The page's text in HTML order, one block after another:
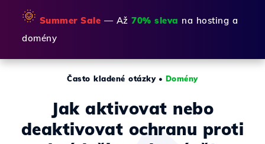
🌞 Summer Sale — Až 70% sleva na hosting a
domény
Často kladené otázky• Domény
Jak aktivovat nebo
deaktivovat ochranu proti